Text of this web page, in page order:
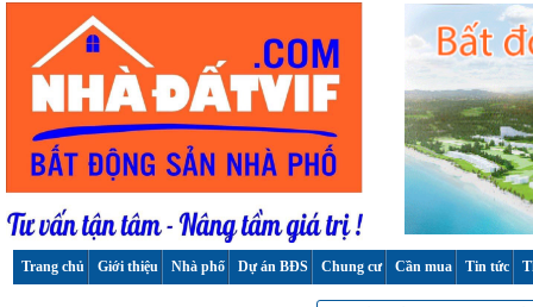
Trang chủ Giới thiệu Nhà phố Dự án BĐS Chung cư Cần mua Tin tức